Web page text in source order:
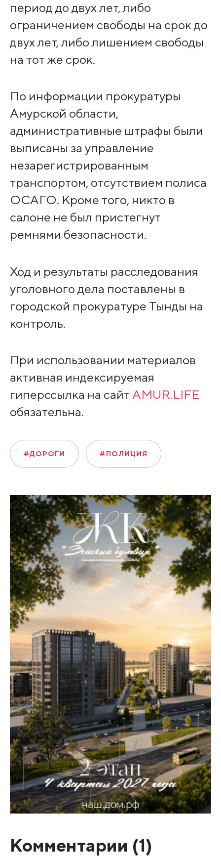
период до двух лет, либо
ограничением свободы на срок до
двух лет, либо лишением свободы
на тот же срок.
По информации прокуратуры
Амурской области,
административные штрафы были
выписаны за управление
незарегистрированным
транспортом, отсутствием полиса
ОСАГО. Кроме того, никто в
салоне не был пристегнут
ремнями безопасности.
Ход и результаты расследования
уголовного дела поставлены в
городской прокуратуре Тынды на
контроль.
При использовании материалов
активная индексируемая
гиперссылка на сайт AMUR.LIFE
обязательна.
#ДОРОГИ #ПОЛИЦИЯ
Комментарии (1)